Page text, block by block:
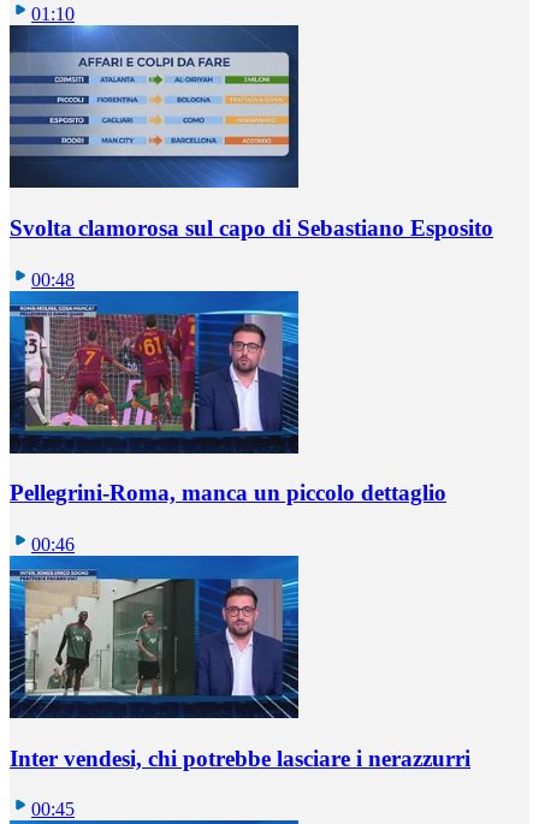
01:10
Svolta clamorosa sul capo di Sebastiano Esposito
00:48
Pellegrini-Roma, manca un piccolo dettaglio
00:46
Inter vendesi, chi potrebbe lasciare i nerazzurri
00:45